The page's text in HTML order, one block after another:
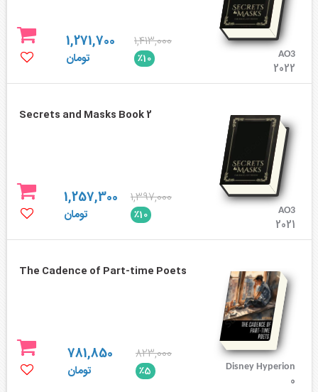
AO3
2022
1,413,000
٪10
1,271,700
تومان
Secrets and Masks Book 2
AO3
2021
1,397,000
٪10
1,257,300
تومان
The Cadence of Part-time Poets
Disney Hyperion
0
823,000
٪5
781,850
تومان